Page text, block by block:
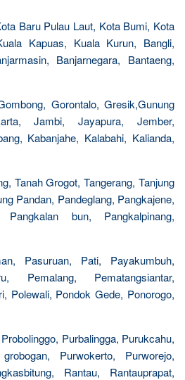
Baru Pulau Laut, Kota Bumi, Kota
Kapuas, Kuala Kurun, Bangli,
Banjarnegara, Bantaeng,
Gorontalo, Gresik,Gunung
Jambi, Jayapura, Jember,
Kabanjahe, Kalabahi, Kalianda,
Tanah Grogot, Tangerang, Tanjung
Pandan, Pandeglang, Pangkajene,
Pangkalan bun, Pangkalpinang,
Pasuruan, Pati, Payakumbuh,
Pemalang, Pematangsiantar,
Polewali, Pondok Gede, Ponorogo,
Purbalingga, Purukcahu,
Purwokerto, Purworejo,
Rantau, Rantauprapat,